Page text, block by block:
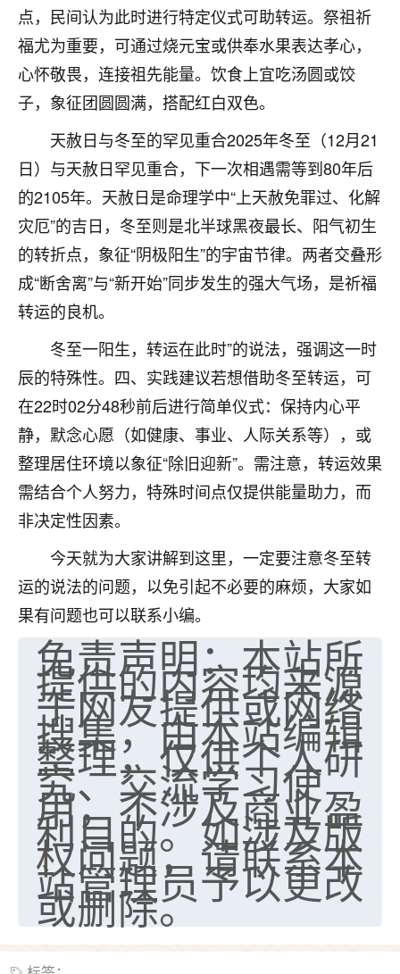
点，民间认为此时进行特定仪式可助转运。祭祖祈
福尤为重要，可通过烧元宝或供奉水果表达孝心，
心怀敬畏，连接祖先能量。饮食上宜吃汤圆或饺
子，象征团圆圆满，搭配红白双色。
天赦日与冬至的罕见重合2025年冬至（12月21
日）与天赦日罕见重合，下一次相遇需等到80年后
的2105年。天赦日是命理学中“上天赦免罪过、化解
灾厄”的吉日，冬至则是北半球黑夜最长、阳气初生
的转折点，象征“阴极阳生”的宇宙节律。两者交叠形
成“断舍离”与“新开始”同步发生的强大气场，是祈福
转运的良机。
冬至一阳生，转运在此时”的说法，强调这一时
辰的特殊性。四、实践建议若想借助冬至转运，可
在22时02分48秒前后进行简单仪式：保持内心平
静，默念心愿（如健康、事业、人际关系等），或
整理居住环境以象征“除旧迎新”。需注意，转运效果
需结合个人努力，特殊时间点仅提供能量助力，而
非决定性因素。
今天就为大家讲解到这里，一定要注意冬至转
运的说法的问题，以免引起不必要的麻烦，大家如
果有问题也可以联系小编。
免责声明：本站所
提供的内容均来源
于网友提供或网络
搜集，由本站编辑
整理，仅供个人研
究、交流学习使
用，不涉及商业盈
利目的。如涉及版
权问题，请联系本
站管理员予以更改
或删除。
青春168
我也想要，我也想要！
2天前 来自山西 15
Jessica李
老师做不做超度法事？我想给我奶奶做超度，她今年
刚去世了。
七零老顽童：我母亲前年离世，刚开始我经常
做梦梦见她，后来也是朋友介绍，找到慧来老
师，安排了超度法事，做梦再也没有梦到过
了，一开始是半信半疑的，图个心安，给亡母
超度，现在看来，人不信也不行。
2天前 来自云南
优秀的张同学
老师收徒吗？？我对这些很感兴趣
2天前 来自山西 15